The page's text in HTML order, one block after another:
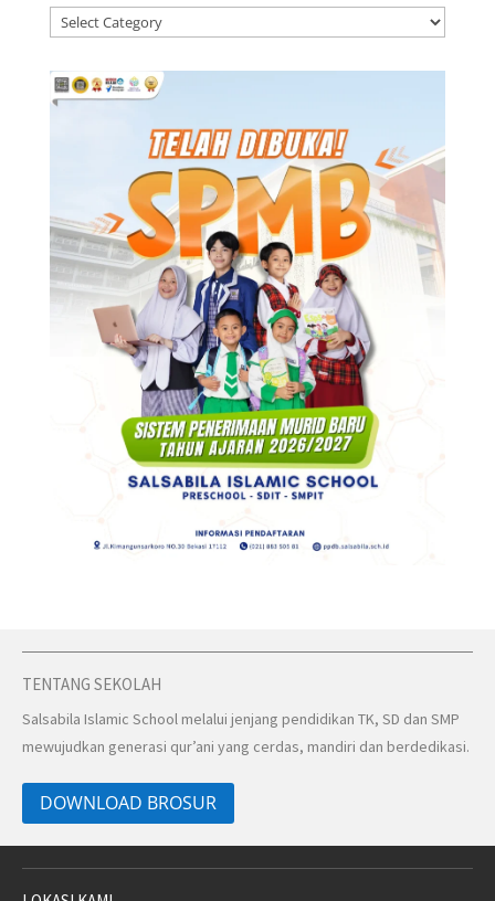
Kategori
Berita
TENTANG SEKOLAH
Salsabila Islamic School melalui jenjang pendidikan TK, SD dan SMP
mewujudkan generasi qur’ani yang cerdas, mandiri dan berdedikasi.
DOWNLOAD BROSUR